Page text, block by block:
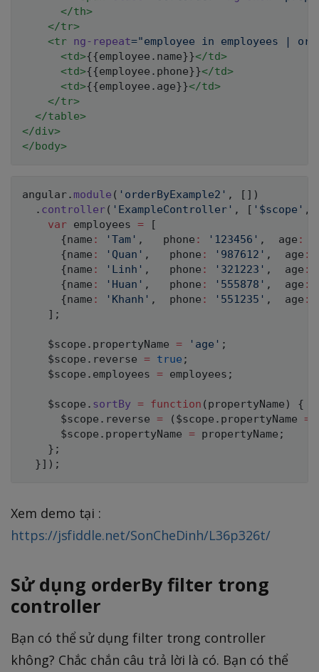
</th>
</tr>
<tr ng-repeat="employee in employees |
<td>{{employee.name}}</td>
<td>{{employee.phone}}</td>
<td>{{employee.age}}</td>
</tr>
</table>
</div>
</body>
angular. module ( 'orderByExample2' , [ ] )
. controller( 'ExampleController' , [ '$scope' ,
var employees =
[
{name : 'Tam' ,
   phone
: '123456' ,
  age
:
{name : 'Quan' ,
   phone
: '987612' ,
  age
:
{name : 'Linh' ,
   phone
: '321223' ,
  age
:
{name : 'Huan' ,
   phone
: '555878' ,
  age
:
{name : 'Khanh' ,
  phone
: '551235' ,
  age
:
] ;
    $scope
. propertyName = 'age' ;
    $scope
. reverse = true ;
    $scope
. employees = employees ;
    $scope
. sortBy = function ( propertyName )
{
      $scope
. reverse = ( $scope . propertyName
      $scope
. propertyName = propertyName ;
} ;
}] ) ;
Xem demo tại :
https://jsfiddle.net/SonCheDinh/L36p326t/
Sử dụng orderBy filter trong
controller
Bạn có thể sử dụng filter trong controller
không? Chắc chắn câu trả lời là có. Bạn có thể